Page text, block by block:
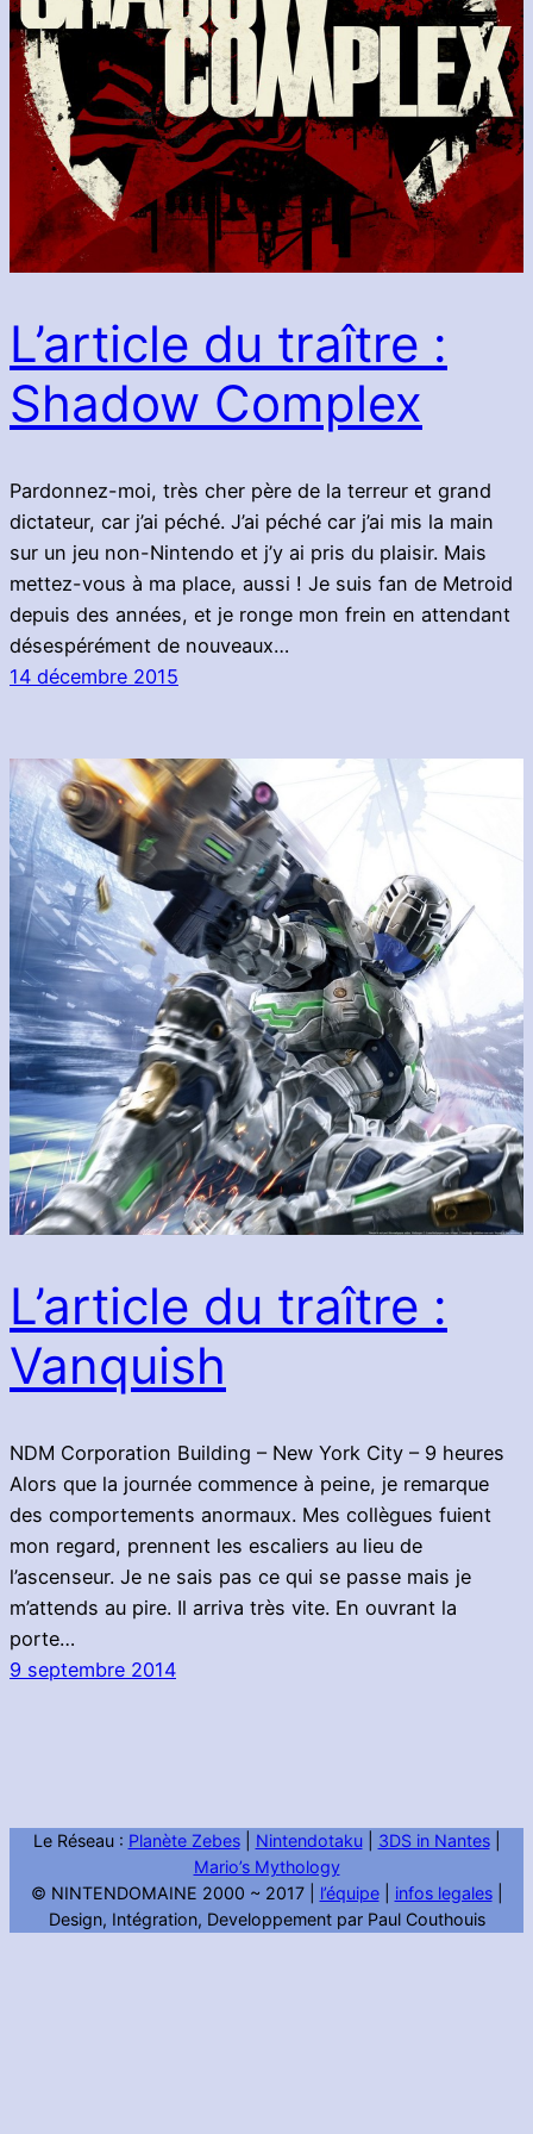
L’article du traître :
Shadow Complex
Pardonnez-moi, très cher père de la terreur et grand
dictateur, car j’ai péché. J’ai péché car j’ai mis la main
sur un jeu non-Nintendo et j’y ai pris du plaisir. Mais
mettez-vous à ma place, aussi ! Je suis fan de Metroid
depuis des années, et je ronge mon frein en attendant
désespérément de nouveaux…
14 décembre 2015
L’article du traître :
Vanquish
NDM Corporation Building – New York City – 9 heures
Alors que la journée commence à peine, je remarque
des comportements anormaux. Mes collègues fuient
mon regard, prennent les escaliers au lieu de
l’ascenseur. Je ne sais pas ce qui se passe mais je
m’attends au pire. Il arriva très vite. En ouvrant la
porte…
9 septembre 2014
Le Réseau : Planète Zebes| Nintendotaku| 3DS in Nantes|
Mario’s Mythology
© NINTENDOMAINE 2000 ~ 2017 | l’équipe| infos legales|
Design, Intégration, Developpement par Paul Couthouis